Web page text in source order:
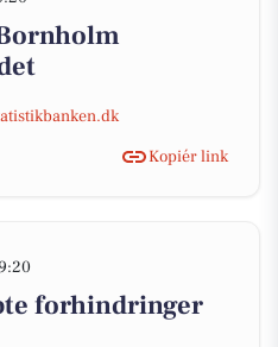
Kopiér link
forhindringer